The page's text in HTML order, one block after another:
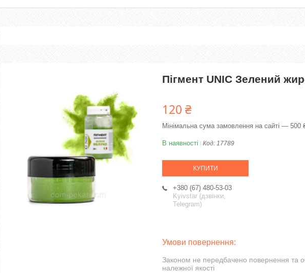
Пігмент UNIC Зелений
120 ₴
Мінімальна сума замовлення на сайті — 500
В наявності Код: 17789
КУПИТИ
+380 (67) 480-53-03
Kyivstar (дзвінки,
Telegram)
Законом не передбачено повернення та
належної якості